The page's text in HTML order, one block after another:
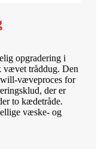
opgradering i
vævet tråddug. Den
væveproces for
der er
to kædetråde.
væske- og